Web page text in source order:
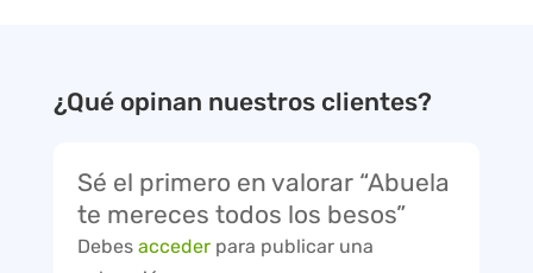
¿Qué opinan nuestros clientes?
Sé el primero en valorar “Abuela
te mereces todos los besos”
Debes accederpara publicar una